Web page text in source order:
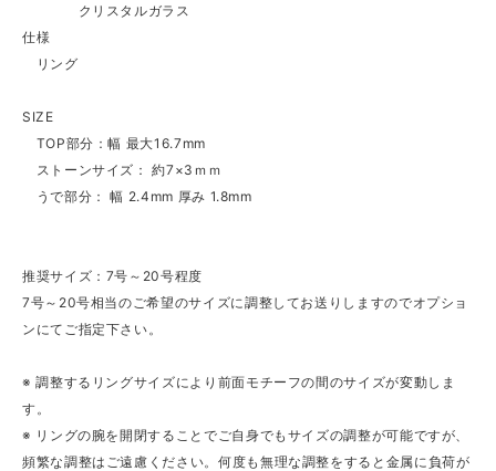
クリスタルガラス
仕様
リング
SIZE
TOP部分：幅 最大16.7mm
ストーンサイズ： 約7×3ｍｍ
うで部分： 幅 2.4mm 厚み 1.8mm
推奨サイズ：7号～20号程度
7号～20号相当のご希望のサイズに調整してお送りしますのでオプショ
ンにてご指定下さい。
※ 調整するリングサイズにより前面モチーフの間のサイズが変動しま
す。
※ リングの腕を開閉することでご自身でもサイズの調整が可能ですが、
頻繁な調整はご遠慮ください。何度も無理な調整をすると金属に負荷が